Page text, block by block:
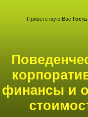
Приветствую Вас Гость
финансы и